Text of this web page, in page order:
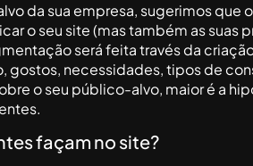
da sua empresa, sugerimos que
o seu site (mas também as suas
será feita través da
gostos, necessidades, tipos de
o seu público-alvo, maior é a
façam no site?